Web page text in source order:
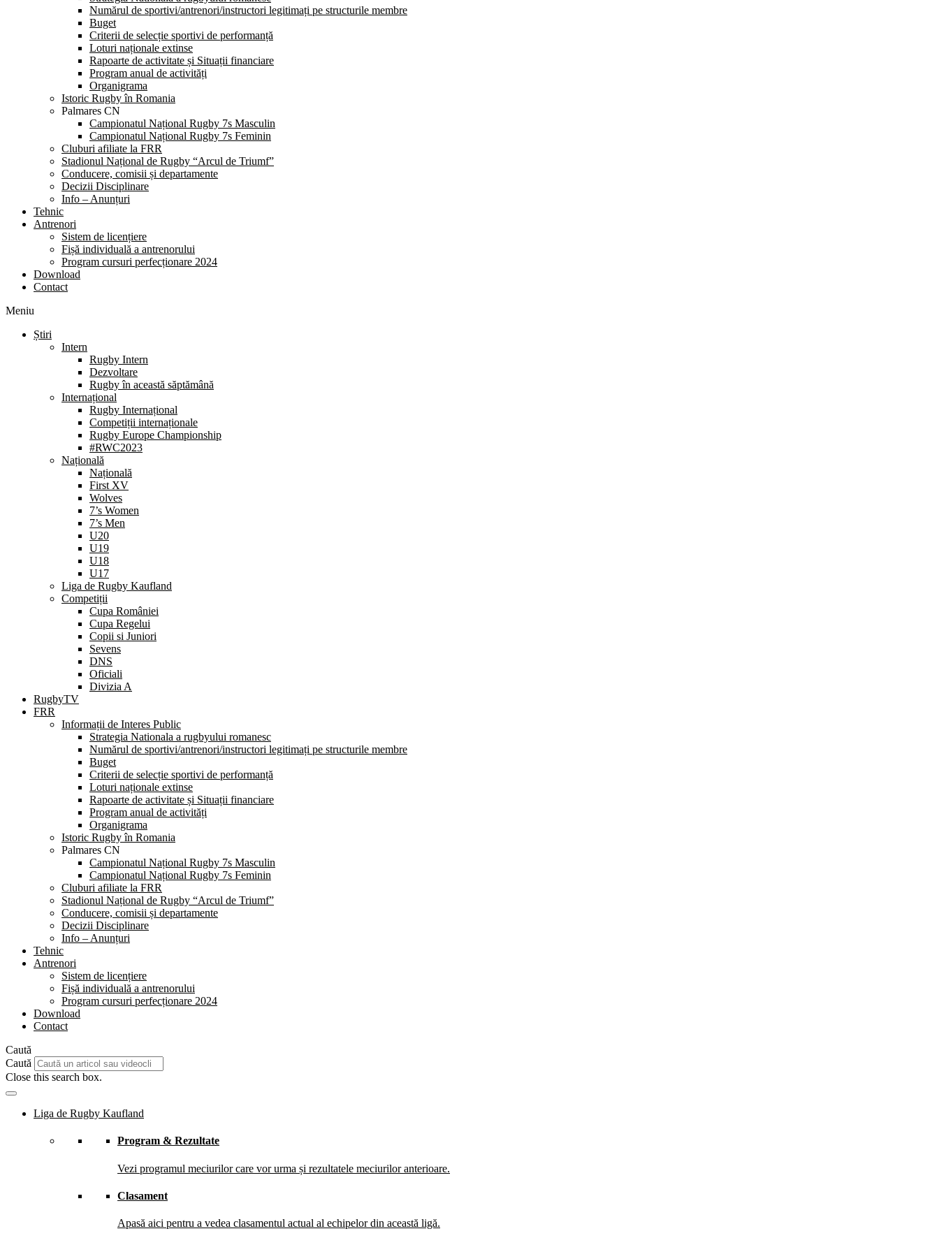
Numărul de sportivi/antrenori/instructori legitimați pe structurile membre
Buget
Criterii de selecție sportivi de performanță
Loturi naționale extinse
Rapoarte de activitate și Situații financiare
Program anual de activități
Organigrama
Istoric Rugby în Romania
Palmares CN
Campionatul Național Rugby 7s Masculin
Campionatul Național Rugby 7s Feminin
Cluburi afiliate la FRR
Stadionul Național de Rugby “Arcul de Triumf”
Conducere, comisii și departamente
Decizii Disciplinare
Info – Anunțuri
Tehnic
Antrenori
Sistem de licențiere
Fișă individuală a antrenorului
Program cursuri perfecționare 2024
Download
Contact
Meniu
Știri
Intern
Rugby Intern
Dezvoltare
Rugby în această săptămână
Internațional
Rugby Internațional
Competiții internaționale
Rugby Europe Championship
#RWC2023
Națională
Națională
First XV
Wolves
7’s Women
7’s Men
U20
U19
U18
U17
Liga de Rugby Kaufland
Competiții
Cupa României
Cupa Regelui
Copii si Juniori
Sevens
DNS
Oficiali
Divizia A
RugbyTV
FRR
Informații de Interes Public
Strategia Nationala a rugbyului romanesc
Numărul de sportivi/antrenori/instructori legitimați pe structurile membre
Buget
Criterii de selecție sportivi de performanță
Loturi naționale extinse
Rapoarte de activitate și Situații financiare
Program anual de activități
Organigrama
Istoric Rugby în Romania
Palmares CN
Campionatul Național Rugby 7s Masculin
Campionatul Național Rugby 7s Feminin
Cluburi afiliate la FRR
Stadionul Național de Rugby “Arcul de Triumf”
Conducere, comisii și departamente
Decizii Disciplinare
Info – Anunțuri
Tehnic
Antrenori
Sistem de licențiere
Fișă individuală a antrenorului
Program cursuri perfecționare 2024
Download
Contact
Caută
Caută
Close this search box.
Liga de Rugby Kaufland
Program & Rezultate
Vezi programul meciurilor care vor urma și rezultatele meciurilor anterioare.
Clasament
Apasă aici pentru a vedea clasamentul actual al echipelor din această ligă.